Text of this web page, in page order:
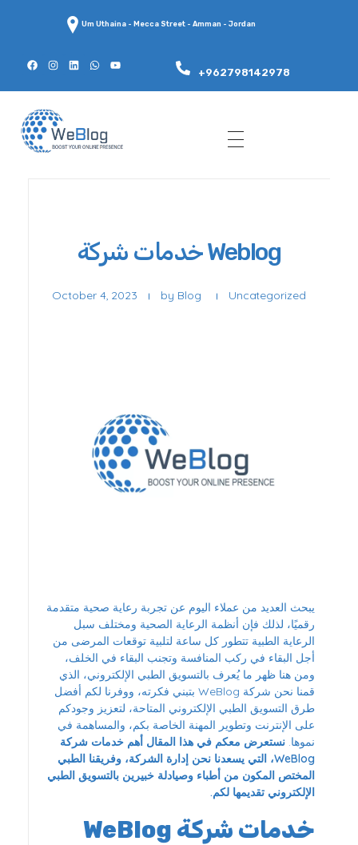
Um Uthaina - Mecca Street - Amman - Jordan
+962798142978
خدمات شركة Weblog
October 4, 2023 by Blog Uncategorized
يبحث العديد من عملاء اليوم عن تجربة رعاية صحية متقدمة
رقميًا، لذلك فإن أنظمة الرعاية الصحية ومختلف سبل
الرعاية الطبية تتطور كل ساعة لتلبية توقعات المرضى من
أجل البقاء في ركب المنافسة وتجنب البقاء في الخلف،
ومن هنا ظهر ما يُعرف بالتسويق الطبي الإلكتروني، الذي
قمنا نحن شركة WeBlog بتبني فكرته، ووفرنا لكم أفضل
طرق التسويق الطبي الإلكتروني المتاحة، لتعزيز وجودكم
على الإنترنت وتطوير المهنة الخاصة بكم، والمساهمة في
نموها. نستعرض معكم في هذا المقال أهم خدمات شركة
WeBlog، التي يسعدنا نحن إدارة الشركة، وفريقنا الطبي
المختص المكون من أطباء وصيادلة خبيرين بالتسويق الطبي
الإلكتروني تقديمها لكم.
خدمات شركة WeBlog